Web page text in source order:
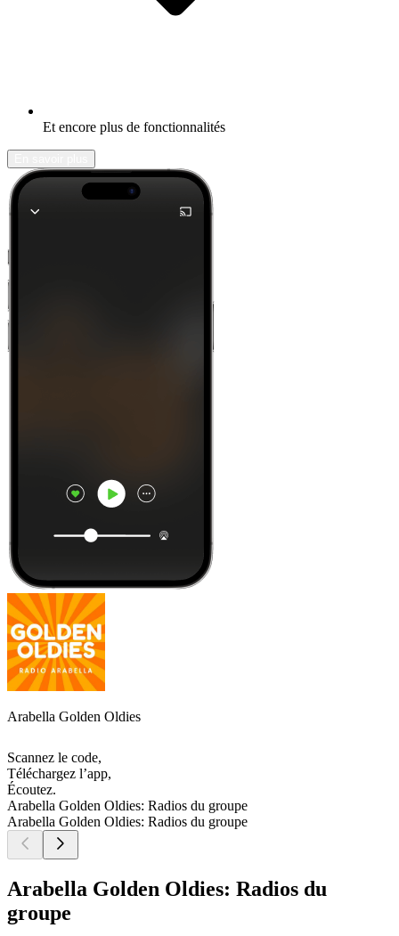
Et encore plus de fonctionnalités
Arabella Golden Oldies
Scannez le code,
Téléchargez l’app,
Écoutez.
Arabella Golden Oldies: Radios du groupe
Arabella Golden Oldies: Radios du groupe
Arabella Golden Oldies: Radios du
groupe